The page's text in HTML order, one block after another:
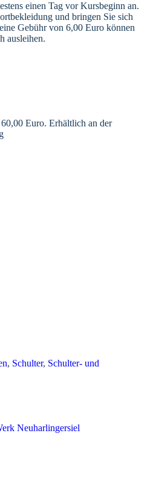
einen Tag vor Kursbeginn an.
und bringen Sie sich
Gebühr von 6,00 Euro können
ausleihen.
Euro. Erhältlich an der
, Schulter, Schulter- und
Neuharlingersiel